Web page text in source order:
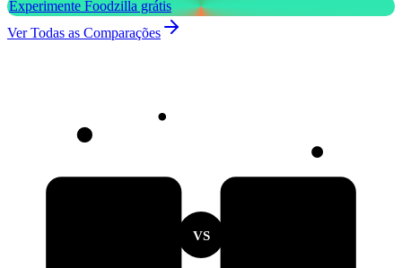
Experimente Foodzilla grátis
Ver Todas as Comparações
VS